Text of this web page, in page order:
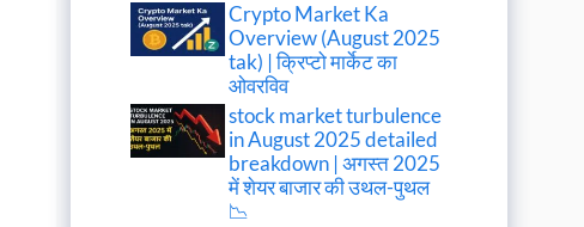
Crypto Market Ka
Overview (August 2025
tak) | क्रिप्टो मार्केट का
ओवरविव
stock market turbulence
in August 2025 detailed
breakdown | अगस्त 2025
में शेयर बाजार की उथल-पुथल
📉